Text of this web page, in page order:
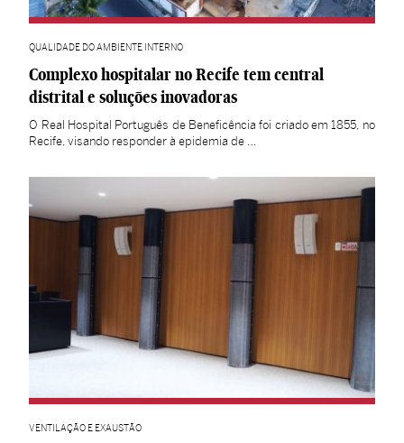
QUALIDADE DO AMBIENTE INTERNO
Complexo hospitalar no Recife tem central
distrital e soluções inovadoras
O Real Hospital Português de Beneficência foi criado em 1855, no
Recife, visando responder à epidemia de …
VENTILAÇÃO E EXAUSTÃO